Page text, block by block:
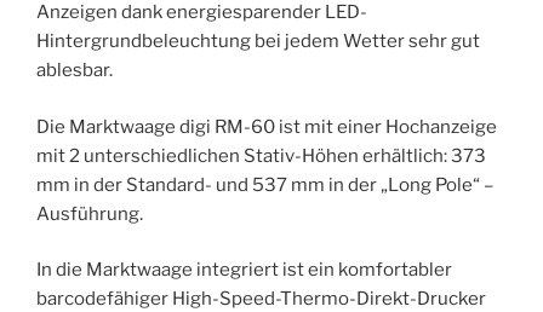
Anzeigen dank energiesparender LED-
Hintergrundbeleuchtung bei jedem Wetter sehr gut
ablesbar.
Die Marktwaage digi RM-60 ist mit einer Hochanzeige
mit 2 unterschiedlichen Stativ-Höhen erhältlich: 373
mm in der Standard- und 537 mm in der „Long Pole“ –
Ausführung.
In die Marktwaage integriert ist ein komfortabler
barcodefähiger High-Speed-Thermo-Direkt-Drucker